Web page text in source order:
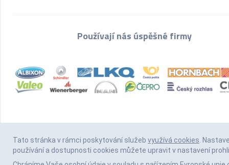
Používají nás úspěšné firmy
Tato stránka v rámci poskytování služeb využívá cookies.
používání a dostupnosti cookies můžete upravit v nastavení